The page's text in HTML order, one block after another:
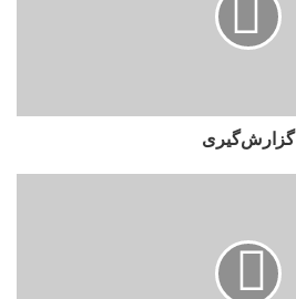
گزارش‌گیری